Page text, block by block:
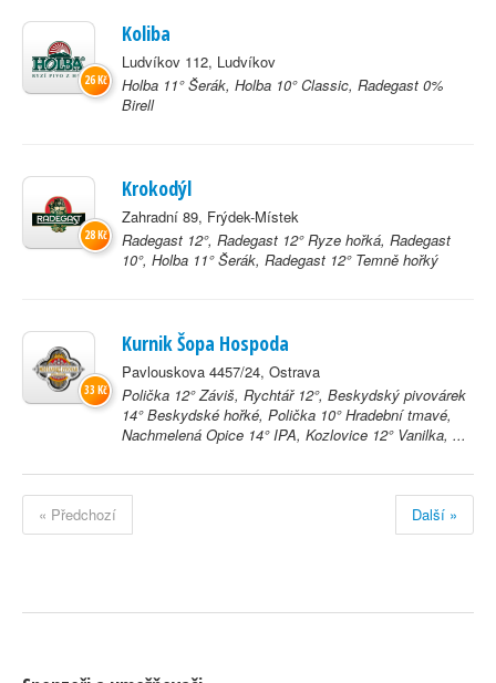
Koliba
Ludvíkov 112, Ludvíkov
Holba 11° Šerák, Holba 10° Classic, Radegast 0%
Birell
26 Kč
Krokodýl
Zahradní 89, Frýdek-Místek
Radegast 12°, Radegast 12° Ryze hořká, Radegast
10°, Holba 11° Šerák, Radegast 12° Temně hořký
28 Kč
Kurnik Šopa Hospoda
Pavlouskova 4457/24, Ostrava
Polička 12° Záviš, Rychtář 12°, Beskydský pivovárek
14° Beskydské hořké, Polička 10° Hradební tmavé,
Nachmelená Opice 14° IPA, Kozlovice 12° Vanilka, ...
33 Kč
« Předchozí Další »